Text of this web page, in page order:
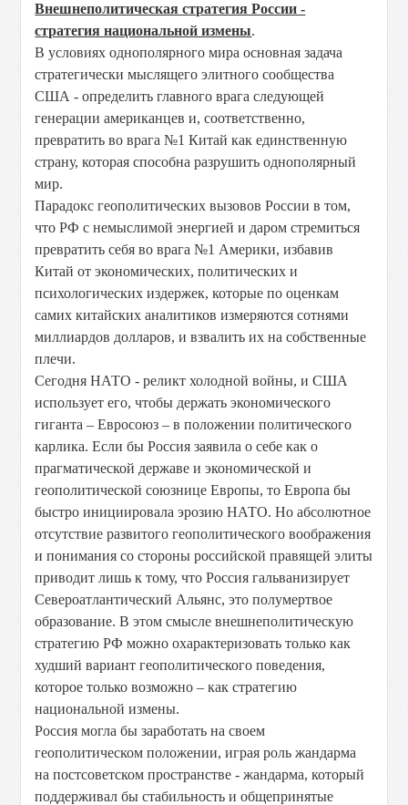
Внешнеполитическая стратегия России -
стратегия национальной измены.
В условиях однополярного мира основная задача
стратегически мыслящего элитного сообщества
США - определить главного врага следующей
генерации американцев и, соответственно,
превратить во врага №1 Китай как единственную
страну, которая способна разрушить однополярный
мир.
Парадокс геополитических вызовов России в том,
что РФ с немыслимой энергией и даром стремиться
превратить себя во врага №1 Америки, избавив
Китай от экономических, политических и
психологических издержек, которые по оценкам
самих китайских аналитиков измеряются сотнями
миллиардов долларов, и взвалить их на собственные
плечи.
Сегодня НАТО - реликт холодной войны, и США
использует его, чтобы держать экономического
гиганта – Евросоюз – в положении политического
карлика. Если бы Россия заявила о себе как о
прагматической державе и экономической и
геополитической союзнице Европы, то Европа бы
быстро инициировала эрозию НАТО. Но абсолютное
отсутствие развитого геополитического воображения
и понимания со стороны российской правящей элиты
приводит лишь к тому, что Россия гальванизирует
Североатлантический Альянс, это полумертвое
образование. В этом смысле внешнеполитическую
стратегию РФ можно охарактеризовать только как
худший вариант геополитического поведения,
которое только возможно – как стратегию
национальной измены.
Россия могла бы заработать на своем
геополитическом положении, играя роль жандарма
на постсоветском пространстве - жандарма, который
поддерживал бы стабильность и общепринятые